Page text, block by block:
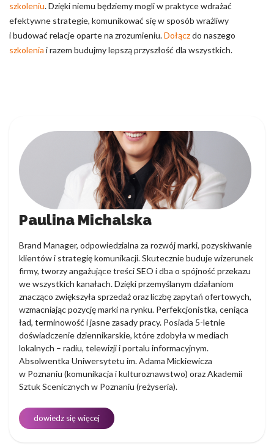
szkoleniu. Dzięki niemu będziemy mogli w praktyce wdrażać
efektywne strategie, komunikować się w sposób wrażliwy
i budować relacje oparte na zrozumieniu.Dołączdo naszego
szkolenia i razem budujmy lepszą przyszłość dla wszystkich.
Paulina Michalska
Brand Manager, odpowiedzialna za rozwój marki, pozyskiwanie
klientów i strategię komunikacji. Skutecznie buduje wizerunek
firmy, tworzy angażujące treści SEO i dba o spójność przekazu
we wszystkich kanałach. Dzięki przemyślanym działaniom
znacząco zwiększyła sprzedaż oraz liczbę zapytań ofertowych,
wzmacniając pozycję marki na rynku. Perfekcjonistka, ceniąca
ład, terminowość i jasne zasady pracy. Posiada 5-letnie
doświadczenie dziennikarskie, które zdobyła w mediach
lokalnych – radiu, telewizji i portalu informacyjnym.
Absolwentka Uniwersytetu im. Adama Mickiewicza
w Poznaniu (komunikacja i kulturoznawstwo) oraz Akademii
Sztuk Scenicznych w Poznaniu (reżyseria).
dowiedz się więcej